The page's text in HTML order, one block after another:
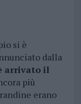
si è
dalla
arrivato il
più
erano